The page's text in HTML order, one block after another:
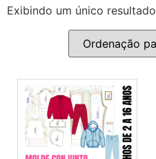
Exibindo um único resultado